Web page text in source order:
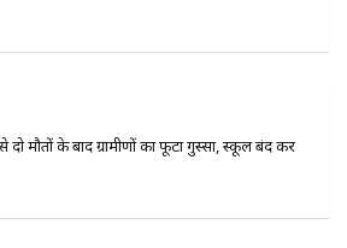
मौतों के बाद ग्रामीणों का फूटा गुस्सा, स्कूल बंद कर